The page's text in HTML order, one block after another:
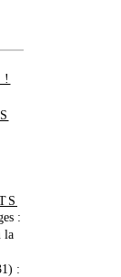
!
:
la
: